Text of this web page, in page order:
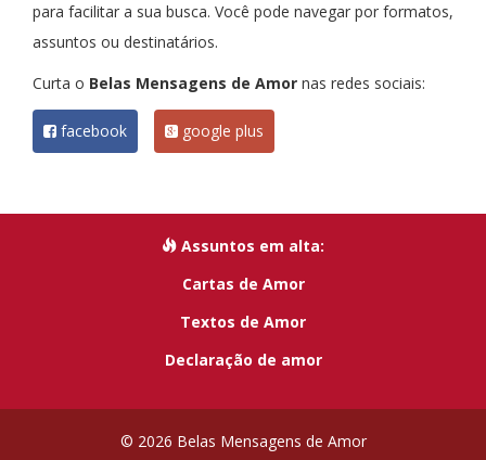
para facilitar a sua busca. Você pode navegar por formatos,
assuntos ou destinatários.
Curta o Belas Mensagens de Amor nas redes sociais:
facebook google plus
Assuntos em alta:
Cartas de Amor
Textos de Amor
Declaração de amor
© 2026 Belas Mensagens de Amor